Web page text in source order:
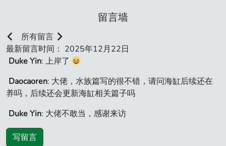
留言墙
所有留言
最新留言时间： 2025年12月22日
Duke Yin: 上岸了
Daocaoren: 大佬，水族篇写的很不错，请问海缸后续还在
养吗，后续还会更新海缸相关篇子吗
Duke Yin: 大佬不敢当，感谢来访
写留言